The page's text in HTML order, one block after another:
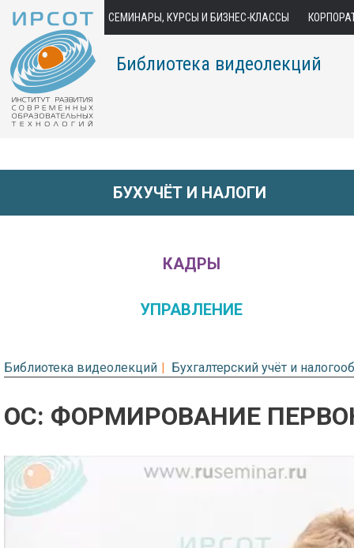
СЕМИНАРЫ, КУРСЫ И БИЗНЕС-КЛАССЫ
Библиотека видеолекций
БУХУЧЁТ И НАЛОГИ
КАДРЫ
УПРАВЛЕНИЕ
Библиотека видеолекций Бухгалтерский учёт и
ОС: ФОРМИРОВАНИЕ
Предварительный просмотр.